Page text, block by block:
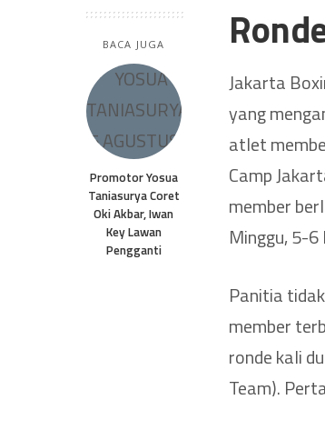
BACA JUGA
Promotor Yosua
Taniasurya Coret
Oki Akbar, Iwan
Key Lawan
Pengganti
Jakarta
yang
atlet
Camp
member
Minggu, 5-
Panitia
member
ronde kali
Team).